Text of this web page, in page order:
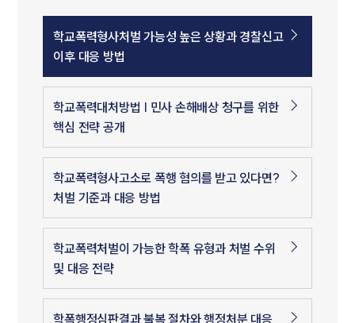
학교폭력형사처벌 가능성 높은 상황과 경찰신고
이후 대응 방법
학교폭력대처방법 | 민사 손해배상 청구를 위한
핵심 전략 공개
학교폭력형사고소로 폭행 혐의를 받고 있다면?
처벌 기준과 대응 방법
학교폭력처벌이 가능한 학폭 유형과 처벌 수위
및 대응 전략
학폭행정심판결과 불복 절차와 행정처분 대응